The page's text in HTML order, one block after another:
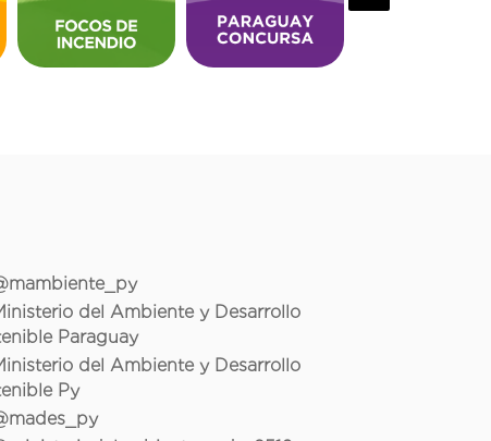
del Ambiente y Desarrollo
Paraguay
del Ambiente y Desarrollo
Py